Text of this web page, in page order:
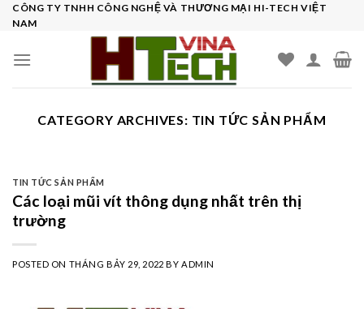
SkipCÔNG TY TNHH CÔNG NGHỆ VÀ THƯƠNG MẠI HI-TECH VIỆT
NAM
CATEGORY ARCHIVES: TIN TỨC SẢN PHẨM
TIN TỨC SẢN PHẨM
Các loại mũi vít thông dụng nhất trên thị
trường
POSTED ON THÁNG BẢY 29, 2022 BY ADMIN